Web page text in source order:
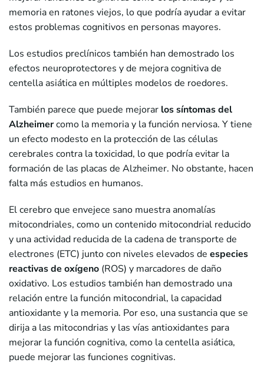
memoria en ratones viejos, lo que podría ayudar a evitar
estos problemas cognitivos en personas mayores.
Los estudios preclínicos también han demostrado los
efectos neuroprotectores y de mejora cognitiva de
centella asiática en múltiples modelos de roedores.
También parece que puede mejorar los síntomas del
Alzheimercomo la memoria y la función nerviosa. Y tiene
un efecto modesto en la protección de las células
cerebrales contra la toxicidad, lo que podría evitar la
formación de las placas de Alzheimer. No obstante, hacen
falta más estudios en humanos.
El cerebro que envejece sano muestra anomalías
mitocondriales, como un contenido mitocondrial reducido
y una actividad reducida de la cadena de transporte de
electrones (ETC) junto con niveles elevados de especies
reactivas de oxígeno (ROS) y marcadores de daño
oxidativo. Los estudios también han demostrado una
relación entre la función mitocondrial, la capacidad
antioxidante y la memoria. Por eso, una sustancia que se
dirija a las mitocondrias y las vías antioxidantes para
mejorar la función cognitiva, como la centella asiática,
puede mejorar las funciones cognitivas.